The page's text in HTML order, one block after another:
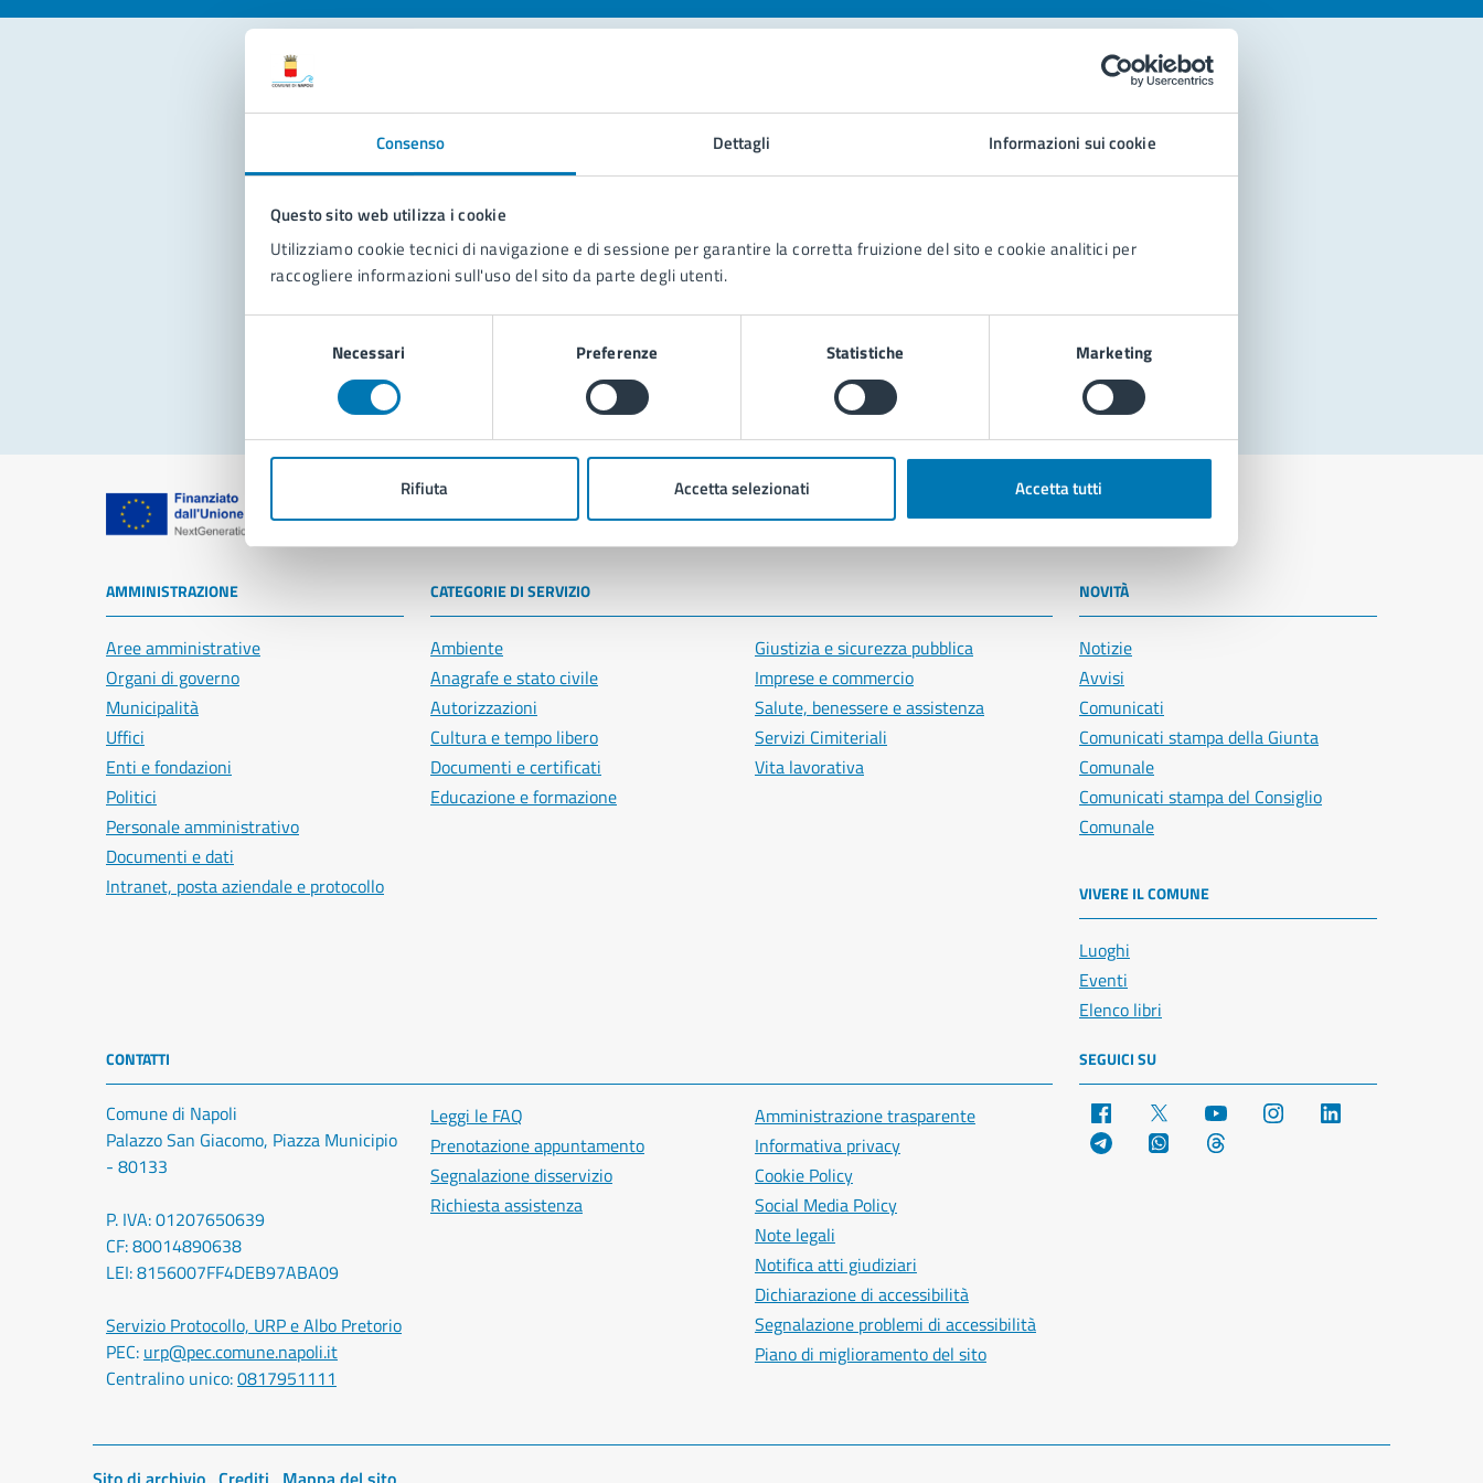
Consenso Dettagli Informazioni sui cookie
Questo sito web utilizza i cookie
Utilizziamo cookie tecnici di navigazione e di sessione per garantire la corretta fruizione del sito e cookie analitici per
raccogliere informazioni sull'uso del sito da parte degli utenti.
Necessari Preferenze Statistiche Marketing
Rifiuta Accetta selezionati Accetta tutti
Contatta il comune
Richiedi assistenza
Prenota appuntamento
Problemi in città
Segnala disservizio
Comune di Napoli
AMMINISTRAZIONE
Aree amministrative
Organi di governo
Municipalità
Uffici
Enti e fondazioni
Politici
Personale amministrativo
Documenti e dati
Intranet, posta aziendale e protocollo
CATEGORIE DI SERVIZIO
Ambiente
Anagrafe e stato civile
Autorizzazioni
Cultura e tempo libero
Documenti e certificati
Educazione e formazione
Giustizia e sicurezza pubblica
Imprese e commercio
Salute, benessere e assistenza
Servizi Cimiteriali
Vita lavorativa
NOVITÀ
Notizie
Avvisi
Comunicati
Comunicati stampa della Giunta
Comunale
Comunicati stampa del Consiglio
Comunale
VIVERE IL COMUNE
Luoghi
Eventi
Elenco libri
CONTATTI
Comune di Napoli
Palazzo San Giacomo, Piazza Municipio
- 80133
P. IVA: 01207650639
CF: 80014890638
LEI: 8156007FF4DEB97ABA09
Servizio Protocollo, URP e Albo Pretorio
PEC: urp@pec.comune.napoli.it
Centralino unico:0817951111
Leggi le FAQ
Prenotazione appuntamento
Segnalazione disservizio
Richiesta assistenza
Amministrazione trasparente
Informativa privacy
Cookie Policy
Social Media Policy
Note legali
Notifica atti giudiziari
Dichiarazione di accessibilità
Segnalazione problemi di accessibilità
Piano di miglioramento del sito
SEGUICI SU
Facebook YouTube Instagram
Telegram WhatsApp